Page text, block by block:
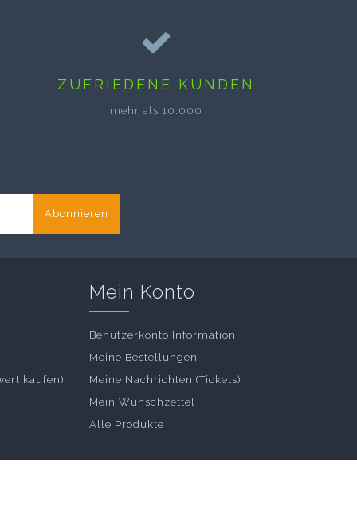
ZUFRIEDENE KUNDEN
mehr als 10.000
Abonnieren
kaufen)
Mein Konto
Benutzerkonto Information
Meine Bestellungen
Meine Nachrichten (Tickets)
Mein Wunschzettel
Alle Produkte